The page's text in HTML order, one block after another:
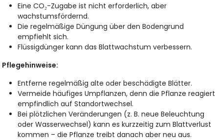
Eine CO₂-Zugabe ist nicht erforderlich, aber
wachstumsfördernd.
Die regelmäßige Düngung über den Bodengrund
empfiehlt sich.
Flüssigdünger kann das Blattwachstum verbessern.
Pflegehinweise:
Entferne regelmäßig alte oder beschädigte Blätter.
Vermeide häufiges Umpflanzen, denn die Pflanze reagiert
empfindlich auf Standortwechsel.
Bei plötzlichen Veränderungen (z. B. neue Beleuchtung
oder Wasserwechsel) kann es kurzzeitig zum Blattverlust
kommen – die Pflanze treibt danach aber neu aus.